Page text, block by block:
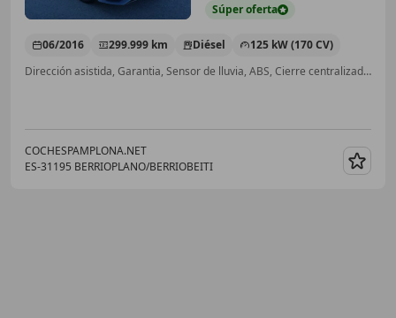
Súperoferta
06/2016 299.999 km Diésel
125 kW (170 CV)
Dirección asistida, Garantia, Sensor de lluvia, ABS, Cierre centralizado, Isofix, Airbags laterales, Elevalunas eléctrico
COCHESPAMPLONA.NET
ES-31195 BERRIOPLANO/BERRIOBEITI